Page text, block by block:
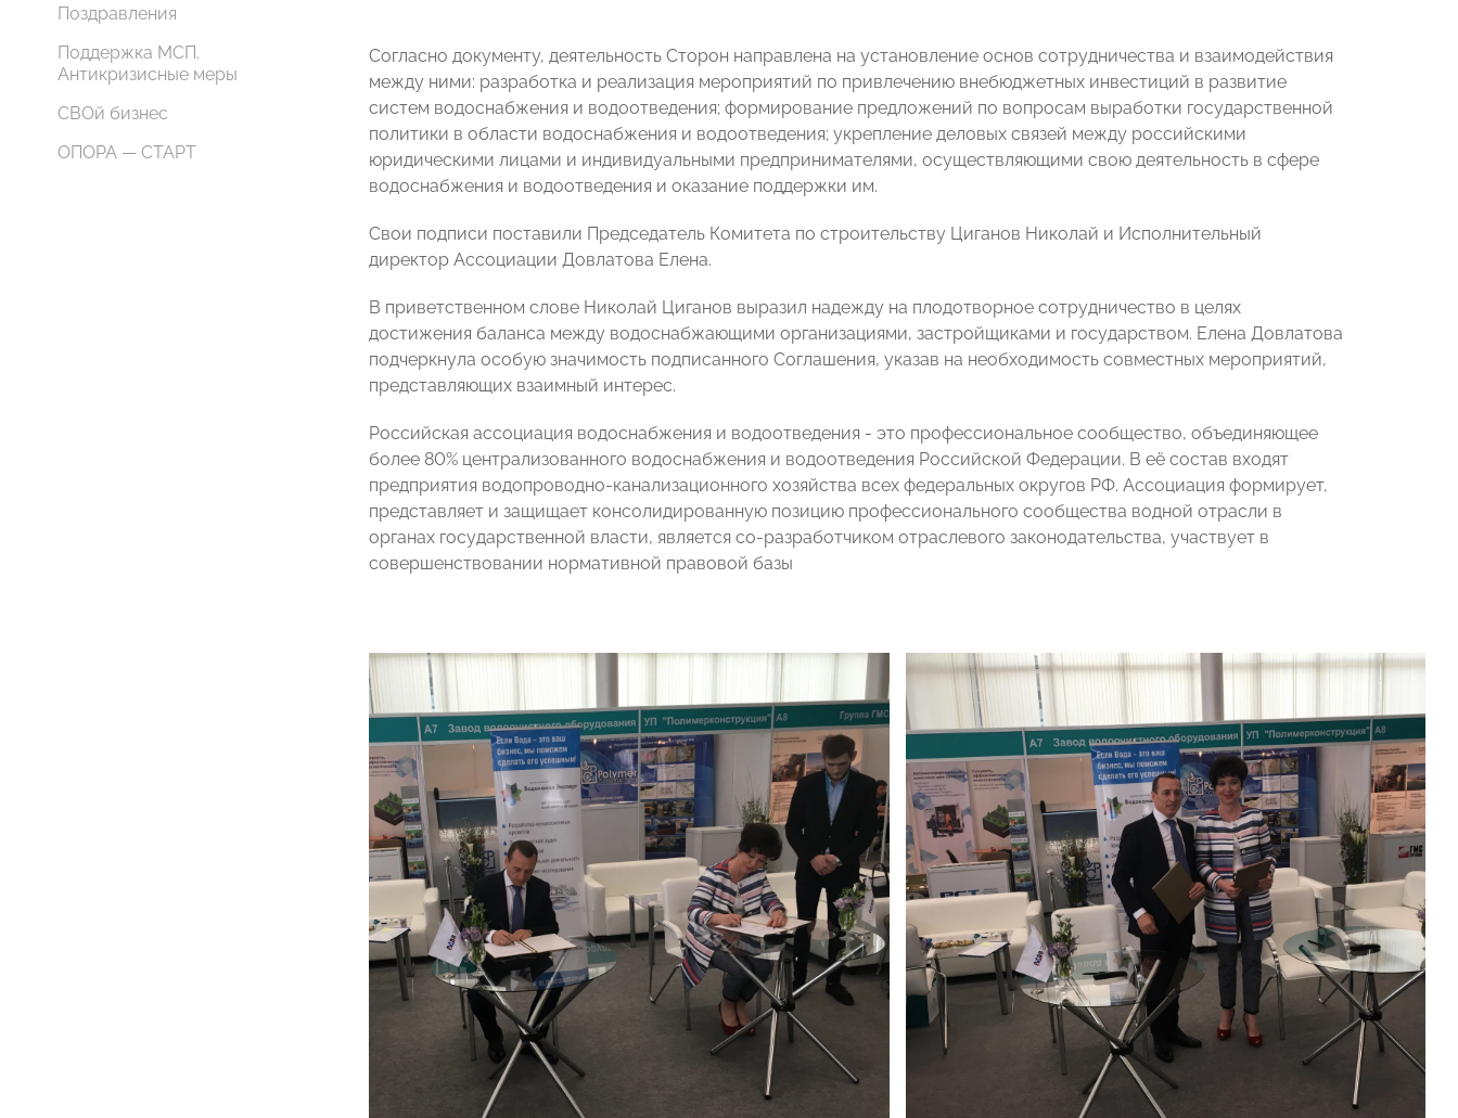
Поздравления
Поддержка МСП.
Антикризисные меры
СВОй бизнес
ОПОРА — СТАРТ
Согласно документу, деятельность Сторон направлена на установление основ сотрудничества и взаимодействия
между ними: разработка и реализация мероприятий по привлечению внебюджетных инвестиций в развитие
систем водоснабжения и водоотведения; формирование предложений по вопросам выработки государственной
политики в области водоснабжения и водоотведения; укрепление деловых связей между российскими
юридическими лицами и индивидуальными предпринимателями, осуществляющими свою деятельность в сфере
водоснабжения и водоотведения и оказание поддержки им.
Свои подписи поставили Председатель Комитета по строительству Циганов Николай и Исполнительный
директор Ассоциации Довлатова Елена.
В приветственном слове Николай Циганов выразил надежду на плодотворное сотрудничество в целях
достижения баланса между водоснабжающими организациями, застройщиками и государством. Елена Довлатова
подчеркнула особую значимость подписанного Соглашения, указав на необходимость совместных мероприятий,
представляющих взаимный интерес.
Российская ассоциация водоснабжения и водоотведения - это профессиональное сообщество, объединяющее
более 80% централизованного водоснабжения и водоотведения Российской Федерации. В её состав входят
предприятия водопроводно-канализационного хозяйства всех федеральных округов РФ. Ассоциация формирует,
представляет и защищает консолидированную позицию профессионального сообщества водной отрасли в
органах государственной власти, является со-разработчиком отраслевого законодательства, участвует в
совершенствовании нормативной правовой базы